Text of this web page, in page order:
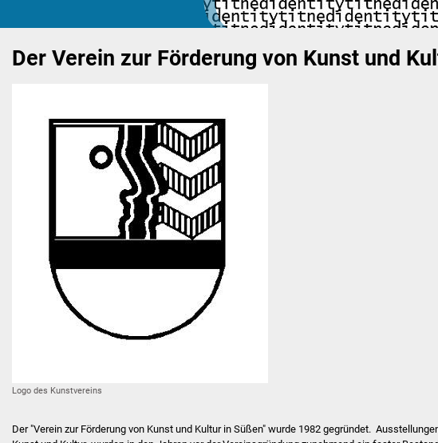
Der Verein zur Förderung von Kunst und
Logo des Kunstvereins
Der "Verein zur Förderung von Kunst und Kultur in Süßen" wurde 1982 gegründet.